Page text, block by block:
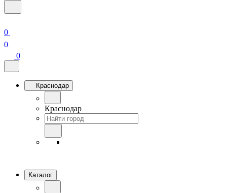
0
0
0
Краснодар
Краснодар
Каталог